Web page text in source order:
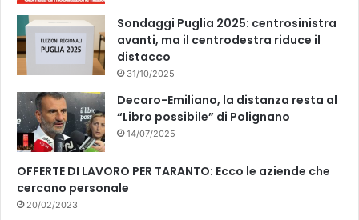
Sondaggi Puglia 2025: centrosinistra
avanti, ma il centrodestra riduce il
distacco
31/10/2025
Decaro-Emiliano, la distanza resta al
“Libro possibile” di Polignano
14/07/2025
OFFERTE DI LAVORO PER TARANTO: Ecco le aziende che
cercano personale
20/02/2023